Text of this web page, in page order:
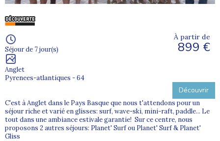
Séjour de 7 jour(s)
Anglet
Pyrenees-atlantiques - 64
À partir de
899 €
Découvrir
C'est à Anglet dans le Pays Basque que nous t'attendons pour un
séjour riche et varié en glisses: surf, wave-ski, mini-raft, paddle... Le
tout dans une ambiance estivale garantie! Sur ce centre, nous
proposons 2 autres séjours: Planet' Surf ou Planet' Surf & Planet'
Gliss